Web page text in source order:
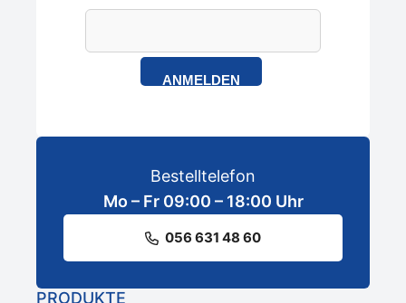
ANMELDEN
Bestelltelefon
Mo – Fr 09:00 – 18:00 Uhr
056 631 48 60
PRODUKTE